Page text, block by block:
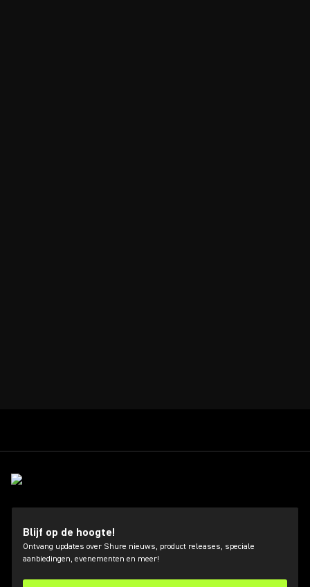
Blijf op de hoogte!
Ontvang updates over Shure nieuws, product releases, speciale
aanbiedingen, evenementen en meer!